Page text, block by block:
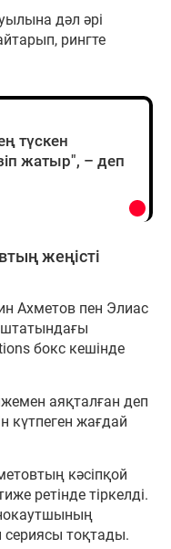
дәл әрі
рингте
түскен
жатыр", – деп
жеңісті
Ахметов пен Элиас
бокс кешінде
аяқталған деп
күтпеген жағдай
кәсіпқой
ретінде тіркелді.
сериясы тоқтады.